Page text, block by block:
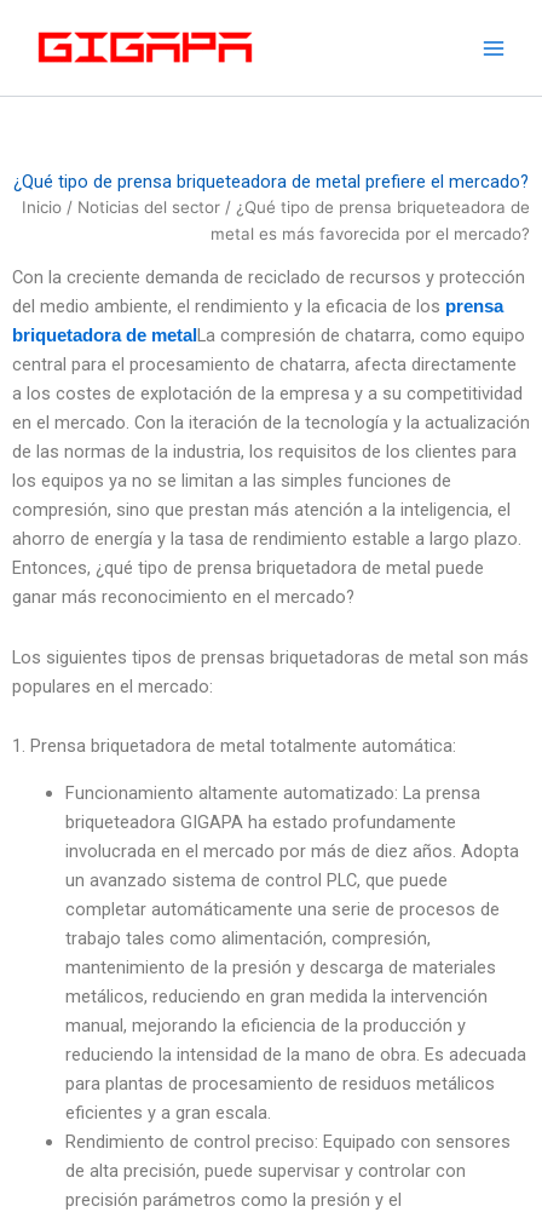
¿Qué tipo de prensa briqueteadora de metal prefiere el mercado?
Inicio / Noticias del sector / ¿Qué tipo de prensa briqueteadora de
metal es más favorecida por el mercado?
Con la creciente demanda de reciclado de recursos y protección
del medio ambiente, el rendimiento y la eficacia de los prensa
briquetadora de metal La compresión de chatarra, como equipo
central para el procesamiento de chatarra, afecta directamente
a los costes de explotación de la empresa y a su competitividad
en el mercado. Con la iteración de la tecnología y la actualización
de las normas de la industria, los requisitos de los clientes para
los equipos ya no se limitan a las simples funciones de
compresión, sino que prestan más atención a la inteligencia, el
ahorro de energía y la tasa de rendimiento estable a largo plazo.
Entonces, ¿qué tipo de prensa briquetadora de metal puede
ganar más reconocimiento en el mercado?
Los siguientes tipos de prensas briquetadoras de metal son más
populares en el mercado:
1. Prensa briquetadora de metal totalmente automática:
Funcionamiento altamente automatizado: La prensa
briqueteadora GIGAPA ha estado profundamente
involucrada en el mercado por más de diez años. Adopta
un avanzado sistema de control PLC, que puede
completar automáticamente una serie de procesos de
trabajo tales como alimentación, compresión,
mantenimiento de la presión y descarga de materiales
metálicos, reduciendo en gran medida la intervención
manual, mejorando la eficiencia de la producción y
reduciendo la intensidad de la mano de obra. Es adecuada
para plantas de procesamiento de residuos metálicos
eficientes y a gran escala.
Rendimiento de control preciso: Equipado con sensores
de alta precisión, puede supervisar y controlar con
precisión parámetros como la presión y el